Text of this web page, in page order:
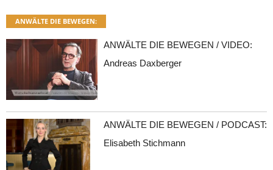
ANWÄLTE DIE BEWEGEN:
ANWÄLTE DIE BEWEGEN / VIDEO:
Andreas Daxberger
ANWÄLTE DIE BEWEGEN / PODCAST:
Elisabeth Stichmann